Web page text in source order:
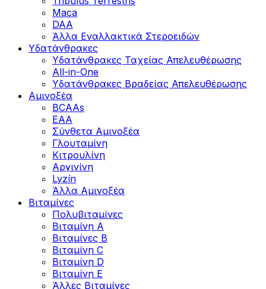
Maca
DAA
Άλλα Εναλλακτικά Στεροειδών
Υδατάνθρακες
Υδατάνθρακες Ταχείας Απελευθέρωσης
All-in-One
Υδατάνθρακες Βραδείας Απελευθέρωσης
Αμινοξέα
BCAAs
EAA
Σύνθετα Αμινοξέα
Γλουταμίνη
Κιτρουλίνη
Αργινίνη
Lyzín
Άλλα Αμινοξέα
Βιταμίνες
Πολυβιταμίνες
Βιταμίνη Α
Βιταμίνες Β
Βιταμίνη C
Βιταμίνη D
Βιταμίνη Ε
Άλλες Βιταμίνες